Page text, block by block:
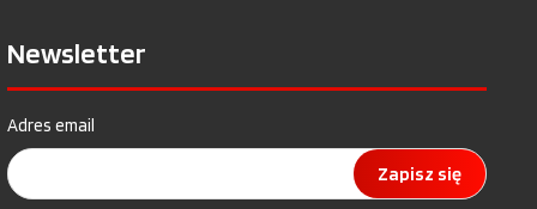
Newsletter
Adres email
Zapisz się